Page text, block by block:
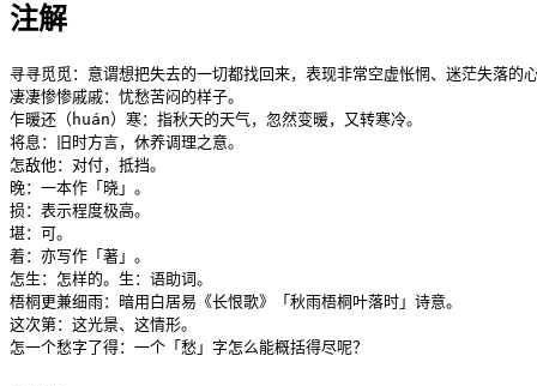
注解
寻寻觅觅：意谓想把失去的一切都找回来，表现非常空虚怅惘、迷茫失落的
凄凄惨惨戚戚：忧愁苦闷的样子。
乍暖还（huán）寒：指秋天的天气，忽然变暖，又转寒冷。
将息：旧时方言，休养调理之意。
怎敌他：对付，抵挡。
晚：一本作「晓」。
损：表示程度极高。
堪：可。
着：亦写作「著」。
怎生：怎样的。生：语助词。
梧桐更兼细雨：暗用白居易《长恨歌》「秋雨梧桐叶落时」诗意。
这次第：这光景、这情形。
怎一个愁字了得：一个「愁」字怎么能概括得尽呢？